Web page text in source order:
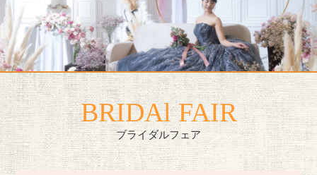
BRIDAl FAIR
ブライダルフェア